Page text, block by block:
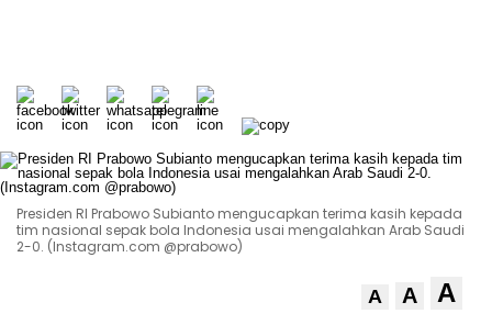
Presiden RI Prabowo Subianto mengucapkan terima kasih kepada
tim nasional sepak bola Indonesia usai mengalahkan Arab Saudi
2-0. (Instagram.com @prabowo)
A A A